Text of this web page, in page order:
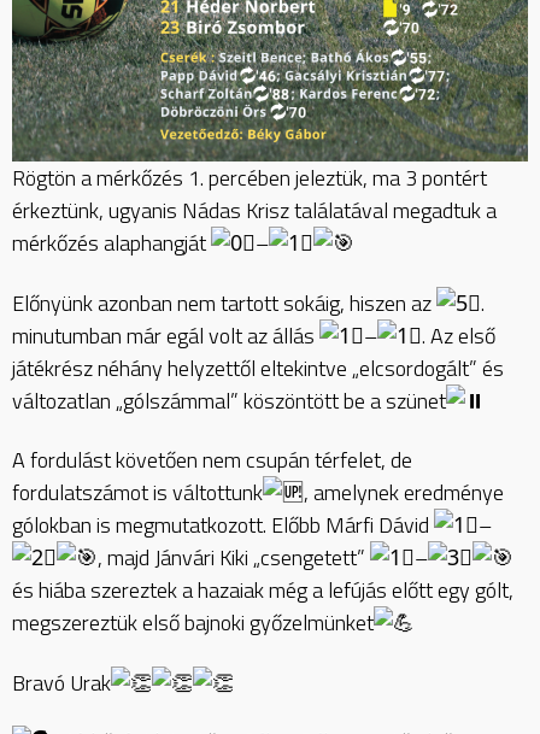
Rögtön a mérkőzés 1. percében jeleztük, ma 3 pontért
érkeztünk, ugyanis Nádas Krisz találatával megadtuk a
mérkőzés alaphangját
–
Előnyünk azonban nem tartott sokáig, hiszen az
.
minutumban már egál volt az állás
–
. Az első
játékrész néhány helyzettől eltekintve „elcsordogált” és
változatlan „gólszámmal” köszöntött be a szünet
A fordulást követően nem csupán térfelet, de
fordulatszámot is váltottunk
, amelynek eredménye
gólokban is megmutatkozott. Előbb Márfi Dávid
–
, majd Jánvári Kiki „csengetett”
–
és hiába szereztek a hazaiak még a lefújás előtt egy gólt,
megszereztük első bajnoki győzelmünket
Bravó Urak